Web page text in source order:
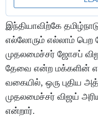
இந்தியாவிற்கே
எல்லோரும் எல்லாம் பெற
முதலமைச்சர் ஜோசப்
தேவை என்ற மக்களின்
வகையில், ஒரு புதிய
முதலமைச்சர் விஜய்
என்றார்.